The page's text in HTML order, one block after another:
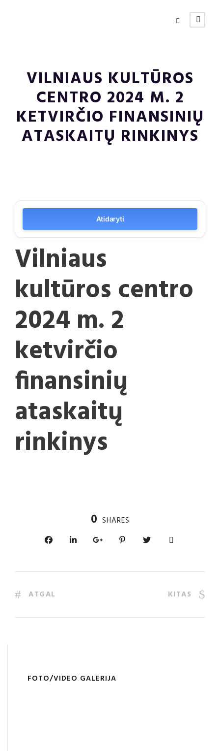
VILNIAUS KULTŪROS
CENTRO 2024 M. 2
KETVIRČIO FINANSINIŲ
ATASKAITŲ RINKINYS
Atidaryti
Vilniaus
kultūros centro
2024 m. 2
ketvirčio
finansinių
ataskaitų
rinkinys
0 SHARES
ATGAL KITAS
FOTO/VIDEO GALERIJA